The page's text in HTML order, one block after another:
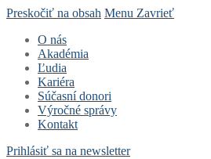
Preskočiť na obsah Menu Zavrieť
O nás
Akadémia
Ľudia
Kariéra
Súčasní donori
Výročné správy
Kontakt
Prihlásiť sa na newsletter